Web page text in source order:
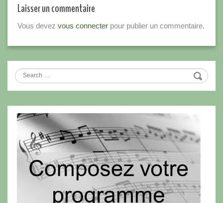
Laisser un commentaire
Vous devez vous connecter pour publier un commentaire.
Search